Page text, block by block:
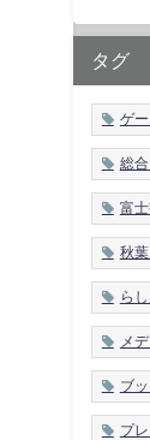
タグ
ゲ
総
富
秋葉
ら
メ
ブ
プ